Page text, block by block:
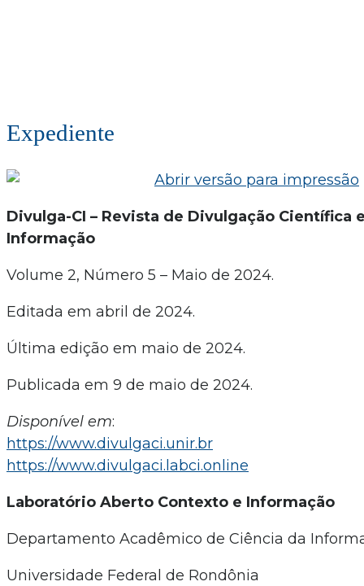
Expediente
Divulga-CI – Revista de Divulgação Científica
Informação
Volume 2, Número 5 – Maio de 2024.
Editada em abril de 2024.
Última edição em maio de 2024.
Publicada em 9 de maio de 2024.
Disponível em:
https://www.divulgaci.unir.br
https://www.divulgaci.labci.online
Laboratório Aberto Contexto e Informação
Departamento Acadêmico de Ciência da
Universidade Federal de Rondônia